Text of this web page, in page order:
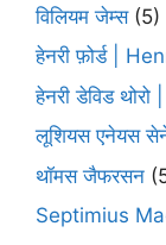
विलियम जेम्स(5)
हेनरी फ़ोर्ड |
हेनरी डेविड
लूशियस एनेयस
थॉमस जैफरसन
Septimius